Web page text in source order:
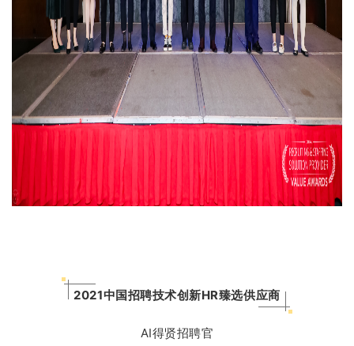
2021中国招聘技术创新HR臻选供应商
AI得贤招聘官